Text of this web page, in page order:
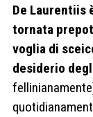
De Laurentiis
tornata
voglia di
desiderio